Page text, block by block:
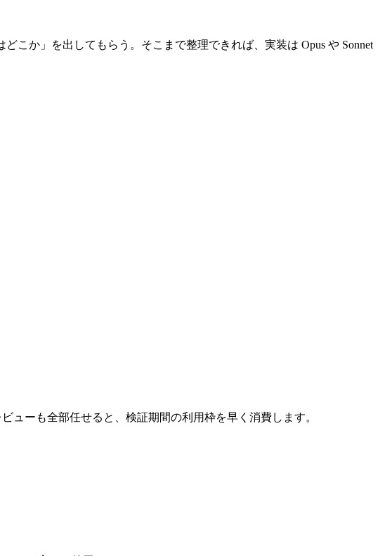
こか」を出してもらう。そこまで整理できれば、実装は Opus や Sonnet
ューも全部任せると、検証期間の利用枠を早く消費します。